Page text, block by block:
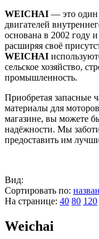
WEICHAI — это один
двигателей
основана в 2002 году
расширяя своё
WEICHAI
сельское хозяйство,
промышленность.
Приобретая запасные
материалы для моторов
магазине, вы можете
надёжности. Мы
предоставить им
Вид:
Сортировать по:
На странице: 40 80 120
Weichai